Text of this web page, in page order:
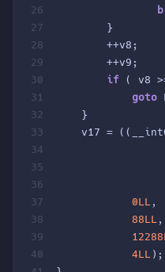
26
27
28
29
30
31
32
33
34
35
36
37
38
39
40
        }
        ++v8;
        ++v9;
if ( v8
goto
    }
v17 =
0LL ,
88LL ,
4LL );